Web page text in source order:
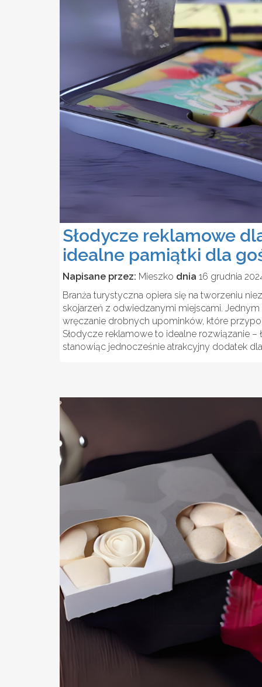
Słodycze reklamowe
idealne pamiątki dla
Napisane przez: Mieszko dnia 16 grudnia
Branża turystyczna opiera się na tworzeniu
skojarzeń z odwiedzanymi miejscami.
wręczanie drobnych upominków, które
Słodycze reklamowe to idealne rozwiązanie
stanowiąc jednocześnie atrakcyjny dodatek